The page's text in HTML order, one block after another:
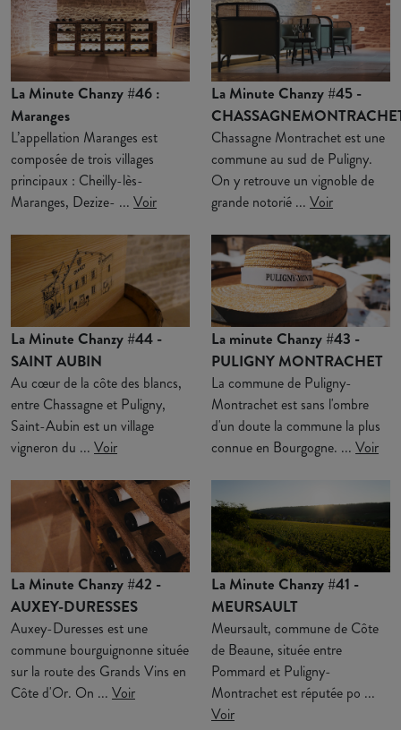
La Minute Chanzy #46 :
Maranges
L’appellation Maranges est
composée de trois villages
principaux : Cheilly-lès-
Maranges, Dezize- ... Voir
La Minute Chanzy #45 -
Chassagne Montrachet est une
commune au sud de Puligny.
On y retrouve un vignoble de
grande notorié ... Voir
La Minute Chanzy #44 -
SAINT AUBIN
Au cœur de la côte des blancs,
entre Chassagne et Puligny,
Saint-Aubin est un village
vigneron du ... Voir
La minute Chanzy #43 -
PULIGNY MONTRACHET
La commune de Puligny-
Montrachet est sans l'ombre
d'un doute la commune la plus
connue en Bourgogne. ... Voir
La Minute Chanzy #42 -
AUXEY-DURESSES
Auxey-Duresses est une
commune bourguignonne située
sur la route des Grands Vins en
Côte d'Or. On ... Voir
La Minute Chanzy #41 -
MEURSAULT
Meursault, commune de Côte
de Beaune, située entre
Pommard et Puligny-
Montrachet est réputée po ...
Voir